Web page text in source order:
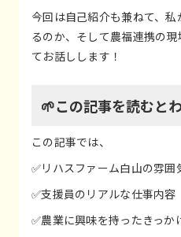
今回は自己紹介も兼ねて、
るのか、そして農福連携の
てお話しします！
🌱この記事を読むと
この記事では、
✅リハスファーム白山の雰囲
✅支援員のリアルな仕事内容
✅農業に興味を持ったきっか